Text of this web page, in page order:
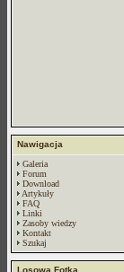
Nawigacja
Galeria
Forum
Download
Artykuły
FAQ
Linki
Zasoby wiedzy
Kontakt
Szukaj
Losowa Fotka